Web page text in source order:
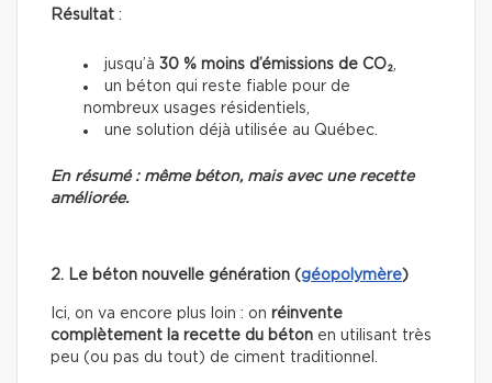
Résultat :
jusqu’à 30 % moins d’émissions de CO₂,
un béton qui reste fiable pour de
nombreux usages résidentiels,
une solution déjà utilisée au Québec.
En résumé : même béton, mais avec une recette
améliorée.
2. Le béton nouvelle génération (géopolymère)
Ici, on va encore plus loin : on réinvente
complètement la recette du béton en utilisant très
peu (ou pas du tout) de ciment traditionnel.